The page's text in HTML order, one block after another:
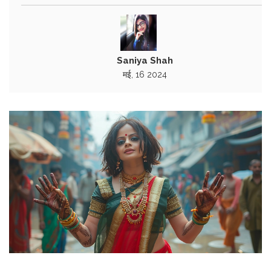
Saniya Shah
मई, 16 2024